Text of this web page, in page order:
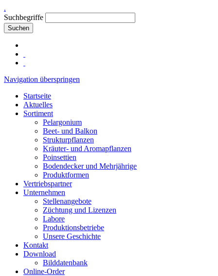
.
Suchbegriffe
Suchen
Navigation überspringen
Startseite
Aktuelles
Sortiment
Pelargonium
Beet- und Balkon
Strukturpflanzen
Kräuter- und Aromapflanzen
Poinsettien
Bodendecker und Mehrjährige
Produktformen
Vertriebspartner
Unternehmen
Stellenangebote
Züchtung und Lizenzen
Labore
Produktionsbetriebe
Unsere Geschichte
Kontakt
Download
Bilddatenbank
Online-Order